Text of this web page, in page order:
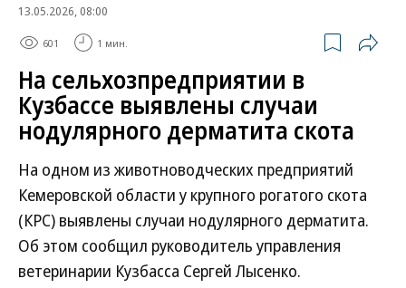
13.05.2026, 08:00
601 1 мин.
На сельхозпредприятии в
Кузбассе выявлены случаи
нодулярного дерматита скота
На одном из животноводческих предприятий
Кемеровской области у крупного рогатого скота
(КРС) выявлены случаи нодулярного дерматита.
Об этом сообщил руководитель управления
ветеринарии Кузбасса Сергей Лысенко.